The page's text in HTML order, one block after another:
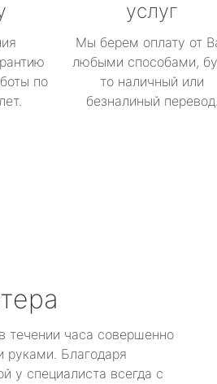
по
услуг
Мы берем оплату от
любыми способами,
то наличный или
безналиный перевод.
течении часа совершенно
руками. Благодаря
у специалиста всегда с